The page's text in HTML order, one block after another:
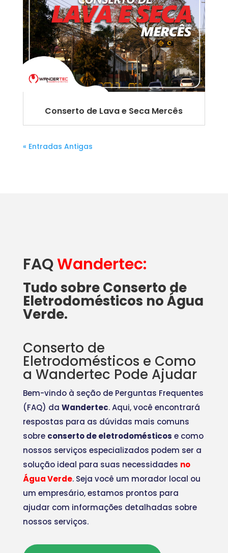
Conserto de Lava e Seca Mercês
« Entradas Antigas
FAQWandertec:
Tudo sobre Conserto de
Eletrodomésticos no Água
Verde.
Conserto de
Eletrodomésticos e Como
a Wandertec Pode Ajudar
Bem-vindo à seção de Perguntas Frequentes
(FAQ) da Wandertec. Aqui, você encontrará
respostas para as dúvidas mais comuns
sobre conserto de eletrodomésticos e como
nossos serviços especializados podem ser a
solução ideal para suas necessidades no
Água Verde. Seja você um morador local ou
um empresário, estamos prontos para
ajudar com informações detalhadas sobre
nossos serviços.